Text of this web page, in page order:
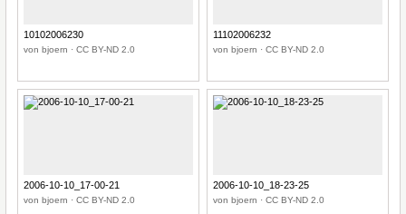
10102006230
von bjoern · CC BY-ND 2.0
11102006232
von bjoern · CC BY-ND 2.0
2006-10-10_17-00-21
von bjoern · CC BY-ND 2.0
2006-10-10_18-23-25
von bjoern · CC BY-ND 2.0